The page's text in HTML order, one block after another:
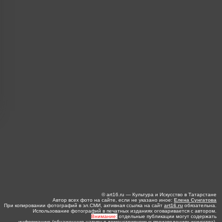
© art16.ru — Культура и Искусство в Татарстане
Автор всех фото на сайте, если не указано иное: Елена Сунгатова
При копировании фотографий в эл.СМИ, активная ссылка на сайт art16.ru обязательна.
Использование фотографий в печатных изданиях оговаривается с автором.
Внимание: отдельные публикации могут содержать